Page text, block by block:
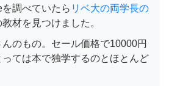
調べていたら リベ大の両学長の
材を見つけました。
のもの。セール価格で10000円
ては本で独学するのとほとんど